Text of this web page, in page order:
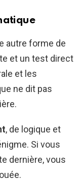
autre forme de
et un test direct
et les
ne dit pas
, de logique et
Si vous
dernière, vous